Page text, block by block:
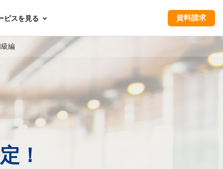
資料請求
ビスを見る
編
！